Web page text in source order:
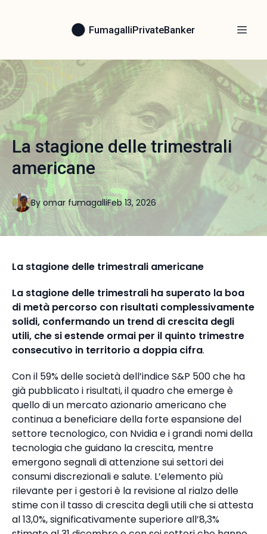
FumagalliPrivateBanker
La stagione delle trimestrali
americane
Feb 13, 2026
By omar fumagalli
La stagione delle trimestrali americane
La stagione delle trimestrali ha superato la boa
di metà percorso con risultati complessivamente
solidi, confermando un trend di crescita degli
utili, che si estende ormai per il quinto trimestre
consecutivo in territorio a doppia cifra.
Con il 59% delle società dell’indice S&P 500 che ha
già pubblicato i risultati, il quadro che emerge è
quello di un mercato azionario americano che
continua a beneficiare della forte espansione del
settore tecnologico, con Nvidia e i grandi nomi della
tecnologia che guidano la crescita, mentre
emergono segnali di attenzione sui settori dei
consumi discrezionali e salute. L’elemento più
rilevante per i gestori è la revisione al rialzo delle
stime con il tasso di crescita degli utili che si attesta
al 13,0%, significativamente superiore all’8,3%